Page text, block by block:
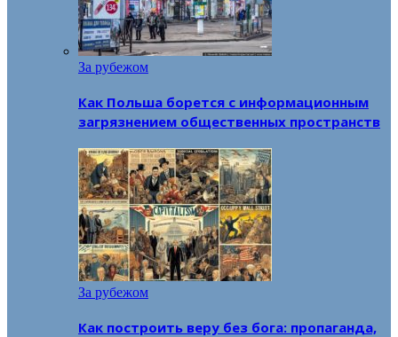
За рубежом
Как Польша борется с информационным
загрязнением общественных пространств
За рубежом
Как построить веру без бога: пропаганда,